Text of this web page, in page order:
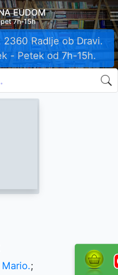
EUDOM
7h-15h
2360 Radlje ob Dravi.
- Petek od 7h-15h.
;